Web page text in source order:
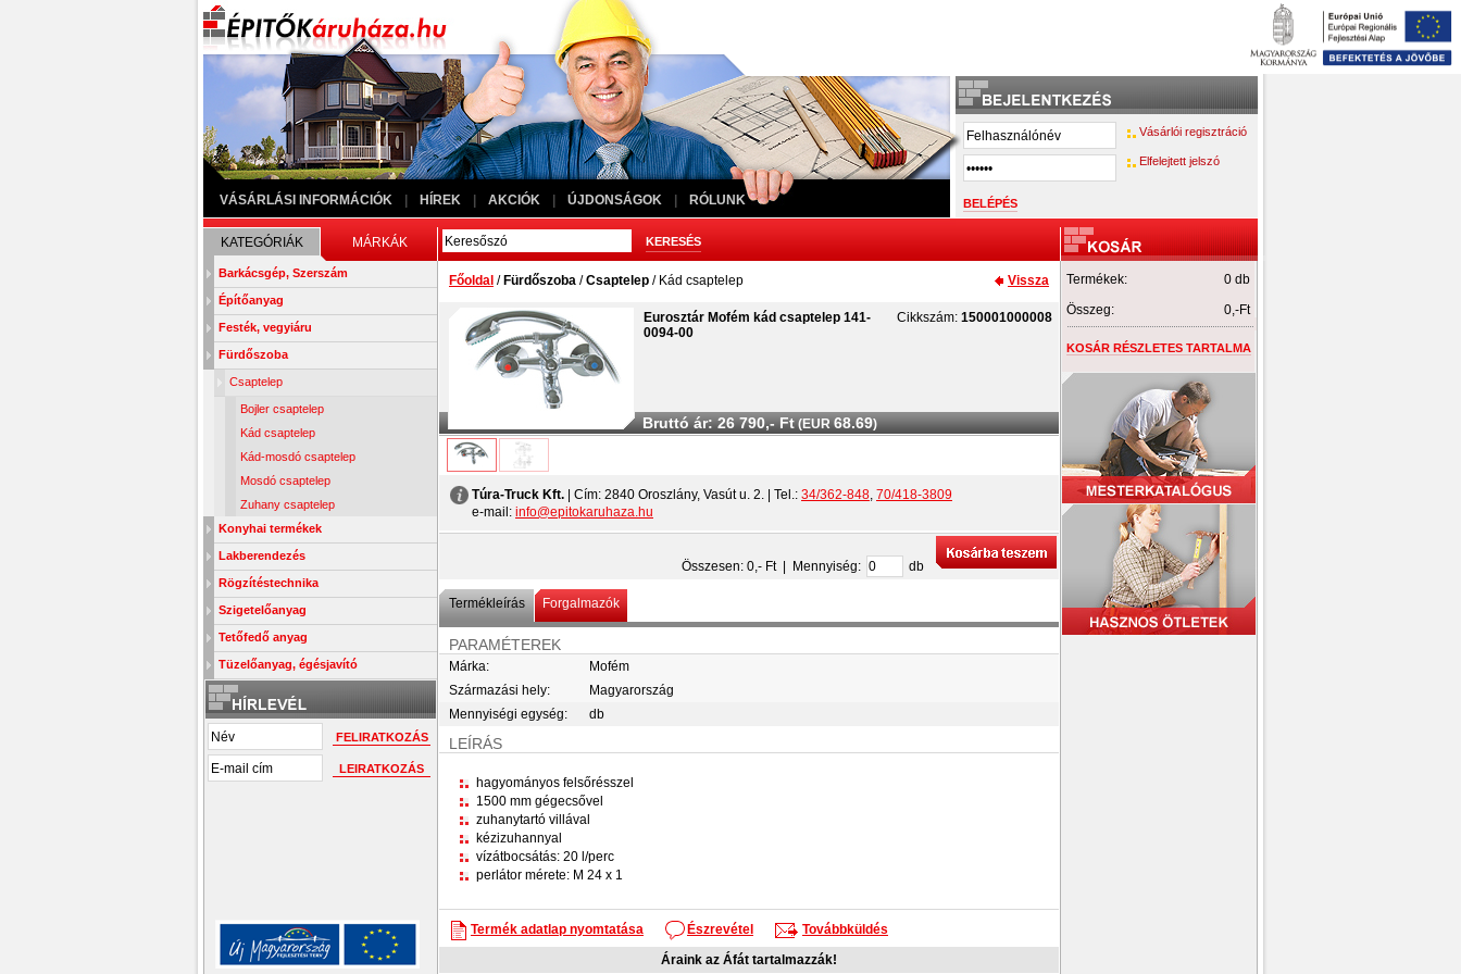
VÁSÁRLÁSI INFORMÁCIÓK HÍREK AKCIÓK ÚJDONSÁGOK RÓLUNK
Vásárlói regisztráció
Elfelejtett jelszó
KATEGÓRIÁK MÁRKÁK
Barkácsgép, Szerszám
Építőanyag
Festék, vegyiáru
Fürdőszoba
Csaptelep
Bojler csaptelep
Kád csaptelep
Kád-mosdó csaptelep
Mosdó csaptelep
Zuhany csaptelep
Konyhai termékek
Lakberendezés
Rögzítéstechnika
Szigetelőanyag
Tetőfedő anyag
Tüzelőanyag, égésjavító
Vissza
Főoldal / Fürdőszoba /Csaptelep / Kád csaptelep
Cikkszám: 150001000008
Eurosztár Mofém kád csaptelep 141-
0094-00
Bruttó ár: 26 790,- Ft(EUR68.69)
Túra-Truck Kft. | Cím: 2840 Oroszlány, Vasút u. 2. | Tel.: 34/362-848, 70/418-3809
e-mail: info@epitokaruhaza.hu
Összesen: 0,- Ft | Mennyiség: db
Termékleírás Forgalmazók
PARAMÉTEREK
Márka:
Mofém
Származási hely:
Magyarország
Mennyiségi egység:
db
LEÍRÁS
hagyományos felsőrésszel
1500 mm gégecsővel
zuhanytartó villával
kézizuhannyal
vízátbocsátás: 20 l/perc
perlátor mérete: M 24 x 1
Termék adatlap nyomtatása Észrevétel
Továbbküldés
Áraink az Áfát tartalmazzák!
Termékek:
0 db
Összeg:
0,-Ft
KOSÁR RÉSZLETES TARTALMA